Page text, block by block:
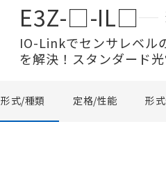
E3Z-□-IL□
IO-Linkでセンサレベル
を解決！スタンダード
形式/種類 定格/性能 形